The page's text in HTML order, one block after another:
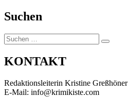
Suchen
Suchen
nach:
Suchen
KONTAKT
Redaktionsleiterin Kristine Greßhöner
E-Mail: info@krimikiste.com